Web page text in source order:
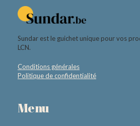
Sundar est le guichet unique pour vos
LCN.
Conditions générales
Politique de confidentialité
Menu